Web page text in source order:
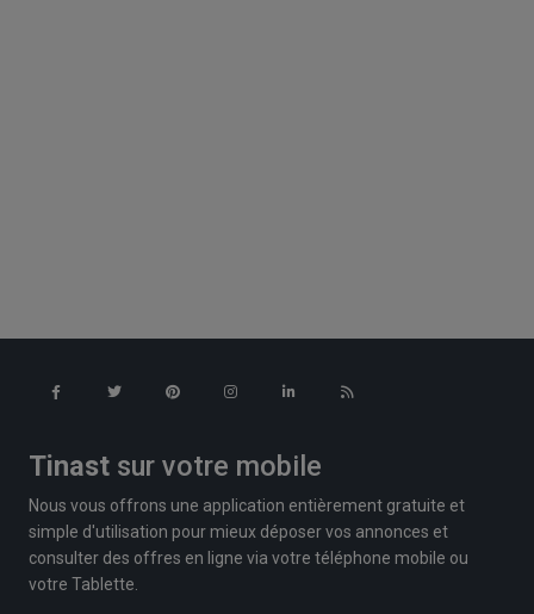
Tinast sur votre mobile
Nous vous offrons une application entièrement gratuite et
simple d'utilisation pour mieux déposer vos annonces et
consulter des offres en ligne via votre téléphone mobile ou
votre Tablette.